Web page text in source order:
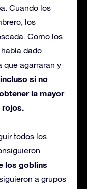
Cuando los
los
Como los
dado
que agarraran y
incluso si no
la mayor
rojos.
todos los
los goblins
a grupos